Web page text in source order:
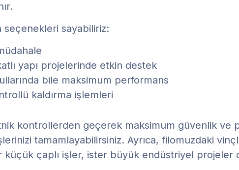
seçenekleri sayabiliriz:
yapı projelerinde etkin destek
bile maksimum performans
kaldırma işlemleri
kontrollerden geçerek maksimum güvenlik ve
tamamlayabilirsiniz. Ayrıca, filomuzdaki
küçük çaplı işler, ister büyük endüstriyel